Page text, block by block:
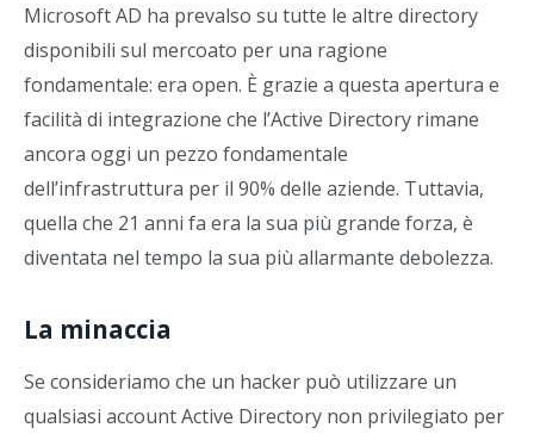
Microsoft AD ha prevalso su tutte le altre directory
disponibili sul mercoato per una ragione
fondamentale: era open. È grazie a questa apertura e
facilità di integrazione che l’Active Directory rimane
ancora oggi un pezzo fondamentale
dell’infrastruttura per il 90% delle aziende. Tuttavia,
quella che 21 anni fa era la sua più grande forza, è
diventata nel tempo la sua più allarmante debolezza.
La minaccia
Se consideriamo che un hacker può utilizzare un
qualsiasi account Active Directory non privilegiato per